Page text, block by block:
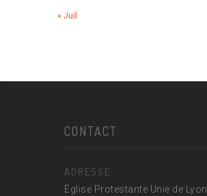
« Juil
CONTACT
ADRESSE
Église Protestante Unie de Lyon